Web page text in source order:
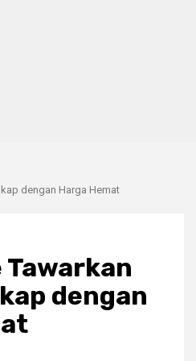
dengan Harga Hemat
dengan